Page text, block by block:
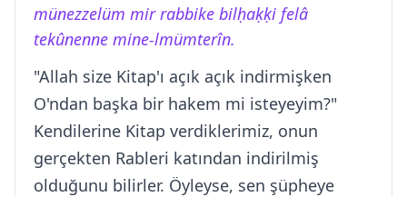
münezzelüm mir rabbike bilḥaḳḳi felâ
tekûnenne mine-lmümterîn.
"Allah size Kitap'ı açık açık indirmişken
O'ndan başka bir hakem mi isteyeyim?"
Kendilerine Kitap verdiklerimiz, onun
gerçekten Rableri katından indirilmiş
olduğunu bilirler. Öyleyse, sen şüpheye